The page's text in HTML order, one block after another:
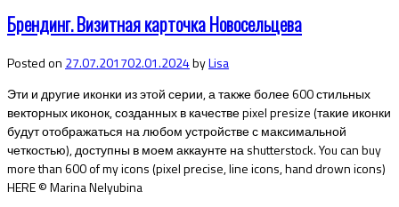
Брендинг. Визитная карточка Новосельцева
Posted on 27.07.201702.01.2024byLisa
Эти и другие иконки из этой серии, а также более 600 стильных
векторных иконок, созданных в качестве pixel presize (такие иконки
будут отображаться на любом устройстве с максимальной
четкостью), доступны в моем аккаунте на shutterstock. You can buy
more than 600 of my icons (pixel precise, line icons, hand drown icons)
HERE © Marina Nelyubina